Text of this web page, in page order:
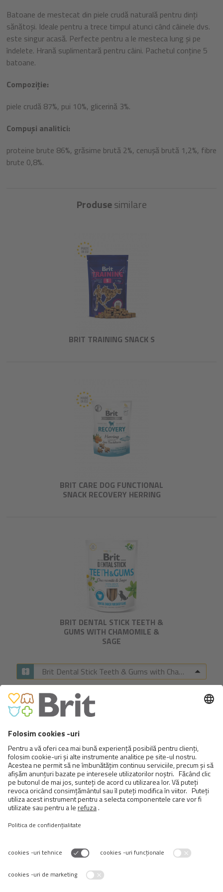
Batoane de mestecat din piele crudă naturală pentru dinți
sănătoși. Ideale pentru a trece timpul atunci când câinele dvs.
este singur acasă. Perfecte pentru a le mesteca lung și pe
îndelete. Hrană suplimentară pentru câini. Pachetul conține 5
batoane.
Compoziție:
piele crudă 87%, pui 10%, glicerină 3%.
Compuși analitici:
proteine brute 86%, grăsime brută 2%, cenușă brută 1,2%, fibre
brute 0,8%.
Produsesimilare
BRIT TRAINING SNACK S
BRIT CARE DOG FUNCTIONAL
SNACK RECOVERY HERRING
BRIT DENTAL STICK TEETH &
GUMS WITH CHAMOMILE &
SAGE​
Brit Dental Stick Teeth & Gums with Chamomile & Sage
BRIT TRAINING SNACK XL